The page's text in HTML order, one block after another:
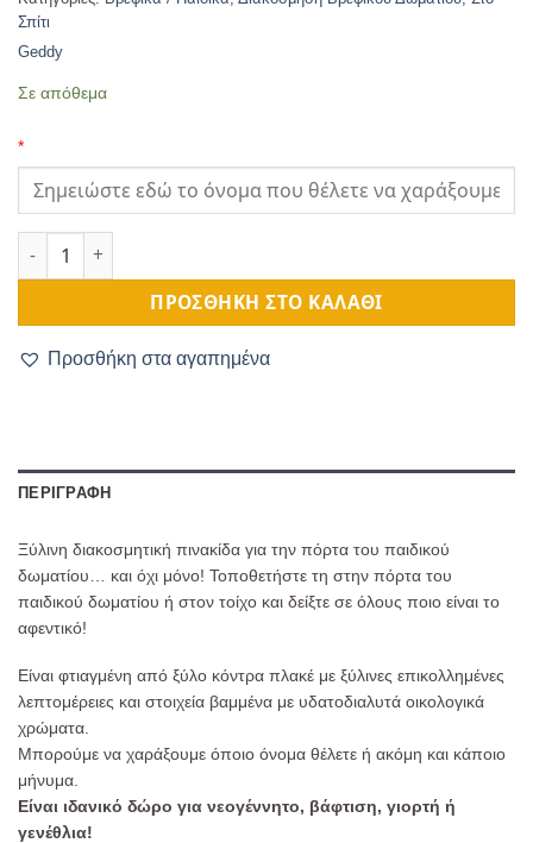
Σπίτι
Geddy
Σε απόθεμα
*
ΠΡΟΣΘΉΚΗ ΣΤΟ ΚΑΛΆΘΙ
Προσθήκη στα αγαπημένα
ΠΕΡΙΓΡΑΦΉ
Ξύλινη διακοσμητική πινακίδα για την πόρτα του παιδικού
δωματίου… και όχι μόνο! Τοποθετήστε τη στην πόρτα του
παιδικού δωματίου ή στον τοίχο και δείξτε σε όλους ποιο είναι το
αφεντικό!
Είναι φτιαγμένη από ξύλο κόντρα πλακέ με ξύλινες επικολλημένες
λεπτομέρειες και στοιχεία βαμμένα με υδατοδιαλυτά οικολογικά
χρώματα.
Μπορούμε να χαράξουμε όποιο όνομα θέλετε ή ακόμη και κάποιο
μήνυμα.
Είναι ιδανικό δώρο για νεογέννητο, βάφτιση, γιορτή ή
γενέθλια!